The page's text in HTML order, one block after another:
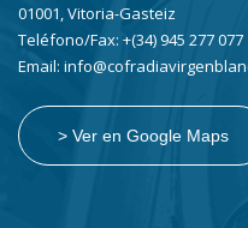
01001, Vitoria-Gasteiz
Teléfono/Fax: +(34) 945 277 077
Email:
> Ver en Google Maps